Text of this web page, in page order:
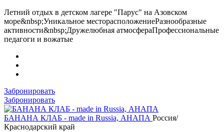
Летний отдых в детском лагере "Парус" на Азовском
море&nbsp;Уникальное месторасположениеРазнообразные
активности&nbsp;Дружелюбная атмосфераПрофессиональные
педагоги и вожатые
Забронировать
Забронировать
БАНАНА КЛАБ - made in Russia, АНАПА Россия/
Краснодарский край